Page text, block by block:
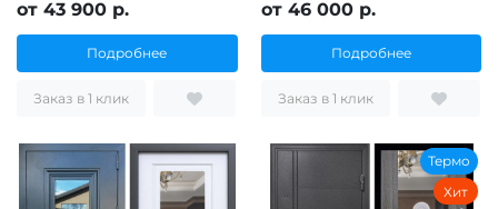
от 43 900 р.
Подробнее
Заказ в 1 клик
от 46 000 р.
Подробнее
Заказ в 1 клик
Термо
Хит